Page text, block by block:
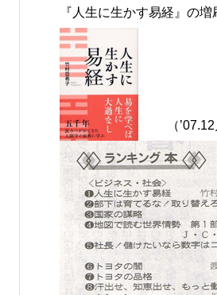
『人生に生かす易経』の
（’07.12